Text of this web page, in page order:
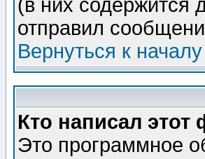
(в них содержится
отправил
Вернуться к началу
Кто написал этот
Это программное